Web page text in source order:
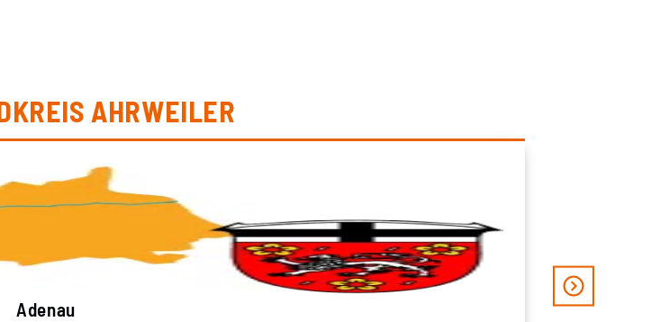
AHRWEILER
Adenau